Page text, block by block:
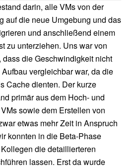
darin, alle VMs von der
auf die neue Umgebung und das
und anschließend einem
zu unterziehen. Uns war von
die Geschwindigkeit nicht
vergleichbar war, da die
Cache dienten. Der kurze
primär aus dem Hoch- und
sowie dem Erstellen von
etwas mehr Zeit in Anspruch
konnten in die Beta-Phase
die detaillierteren
lassen. Erst da wurde